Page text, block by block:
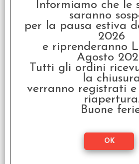
Warhammer
L'Eresia di
Nemesi Vol.13
€ 19,90
Informiamo che le
saranno
per la pausa estiva
2026
e riprenderanno
Agosto
Tutti gli ordini
la chiusura
verranno registrati
riapertura.
Buone